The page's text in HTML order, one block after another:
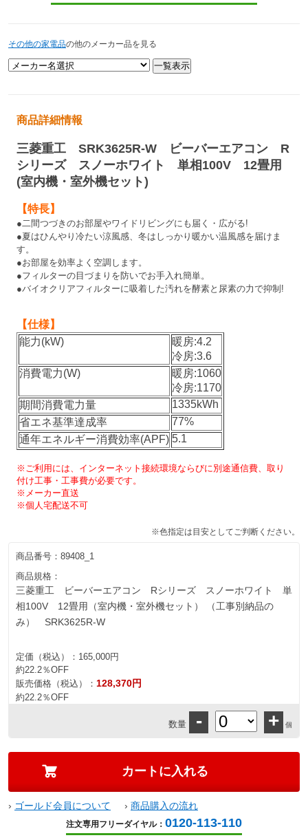
その他の家電品の他のメーカー品を見る
商品詳細情報
三菱重工 SRK3625R-W ビーバーエアコン R
シリーズ スノーホワイト 単相100V 12畳用
(室内機・室外機セット)
【特長】
●二間つづきのお部屋やワイドリビングにも届く・広がる!
●夏はひんやり冷たい涼風感、冬はしっかり暖かい温風感を届けま
す。
●お部屋を効率よく空調します。
●フィルターの目づまりを防いでお手入れ簡単。
●バイオクリアフィルターに吸着した汚れを酵素と尿素の力で抑制!
【仕様】
能力(kW)
暖房:4.2
冷房:3.6
消費電力(W)
暖房:1060
冷房:1170
期間消費電力量
1335kWh
省エネ基準達成率
77%
通年エネルギー消費効率(APF) 5.1
※ご利用には、インターネット接続環境ならびに別途通信費、取り
付け工事・工事費が必要です。
※メーカー直送
※個人宅配送不可
※色指定は目安としてご判断ください。
商品番号： 89408_1
商品規格：
三菱重工 ビーバーエアコン Rシリーズ スノーホワイト 単
相100V 12畳用（室内機・室外機セット） （工事別納品の
み） SRK3625R-W
定価（税込）： 165,000円
約22.2％OFF
販売価格（税込）： 128,370円
約22.2％OFF
数量 - + 個
› ゴールド会員について › 商品購入の流れ
注文専用フリーダイヤル： 0120-113-110